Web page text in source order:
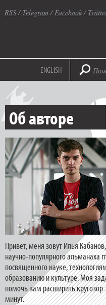
RSS/ Telegram/Facebook/
ENGLISH
Об авторе
Привет, меня зовут Илья
научно-популярного альманаха
посвященного науке,
образованию и культуре. Моя
помочь вам расширить кругозор
минут.